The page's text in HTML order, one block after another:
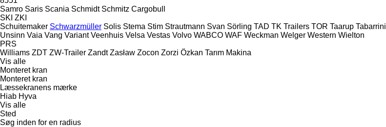
Samro Saris Scania Schmidt Schmitz Cargobull
SKI ZKI
Schuitemaker Schwarzmüller Solis Stema Stim Strautmann Svan Sörling TAD TK Trailers TOR Taarup Tabarrini
Unsinn Vaia Vang Variant Veenhuis Velsa Vestas Volvo WABCO WAF Weckman Welger Western Wielton
PRS
Williams ZDT ZW-Trailer Zandt Zasław Zocon Zorzi Özkan Tarım Makina
Vis alle
Monteret kran
Monteret kran
Læssekranens mærke
Hiab Hyva
Vis alle
Sted
Søg inden for en radius